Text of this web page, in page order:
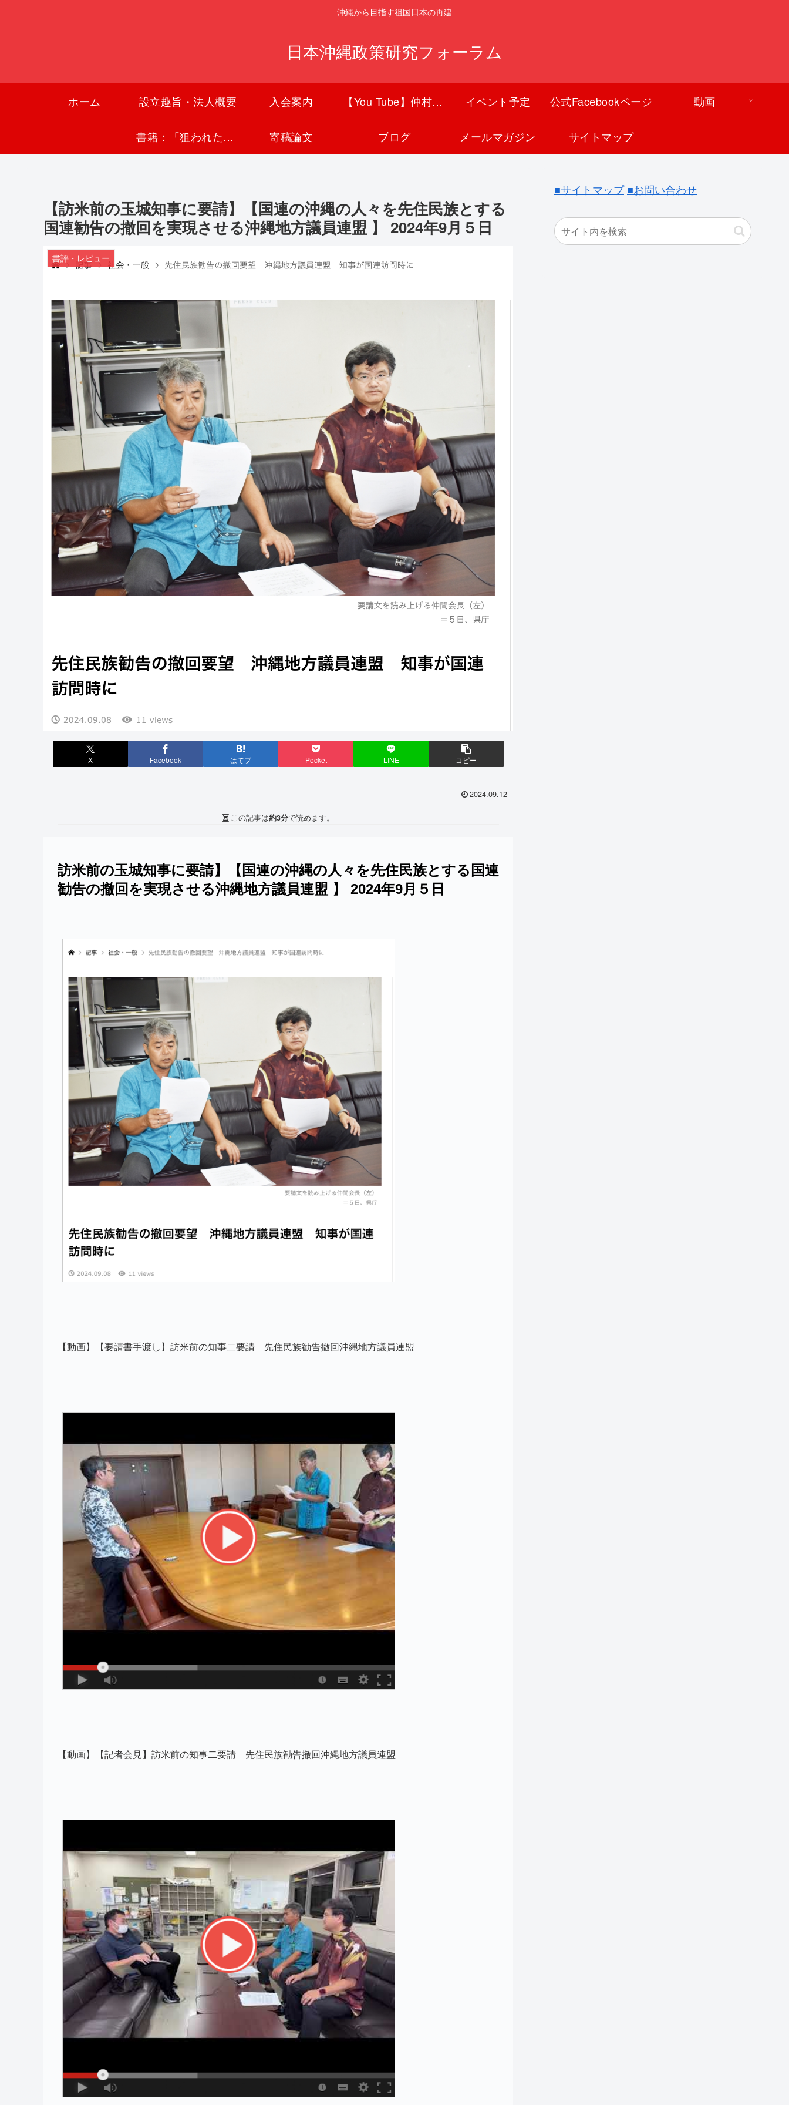
沖縄から目指す祖国日本の再建
日本沖縄政策研究フォーラム
ホーム 設立趣旨・法人概要 入会案内 【You Tube】仲村覚チャンネル イベント予定 公式Facebookページ 動画
書籍：「狙われた沖縄〜真実の沖縄史が日本を救う〜」 寄稿論文 ブログ メールマガジン サイトマップ
【訪米前の玉城知事に要請】【国連の沖縄の人々を先住民族とする
国連勧告の撤回を実現させる沖縄地方議員連盟 】 2024年9月５日
書評・レビュー
X Facebook はてブ Pocket LINE コピー
2024.09.12
この記事は約3分で読めます。
訪米前の玉城知事に要請】【 国連の沖縄の人々を先住民族とする国連
勧告の撤回を実現させる沖縄地方議員連盟 】 2024年9月５日
【動画】【要請書手渡し】訪米前の知事二要請 先住民族勧告撤回沖縄地方議員連盟
【動画】【記者会見】訪米前の知事二要請 先住民族勧告撤回沖縄地方議員連盟
■サイトマップ ■お問い合わせ